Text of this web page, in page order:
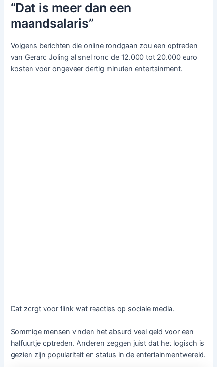
“Dat is meer dan een
maandsalaris”
Volgens berichten die online rondgaan zou een optreden
van Gerard Joling al snel rond de 12.000 tot 20.000 euro
kosten voor ongeveer dertig minuten entertainment.
Dat zorgt voor flink wat reacties op sociale media.
Sommige mensen vinden het absurd veel geld voor een
halfuurtje optreden. Anderen zeggen juist dat het logisch is
gezien zijn populariteit en status in de entertainmentwereld.